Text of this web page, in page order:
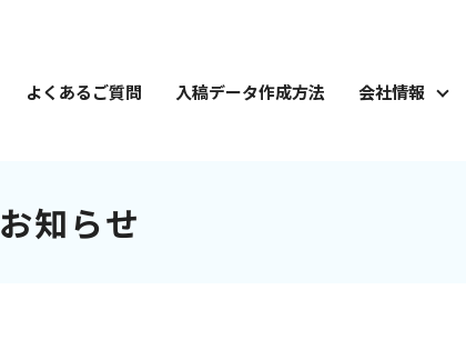
よくあるご質問 入稿データ作成方法 会社情報
お知らせ